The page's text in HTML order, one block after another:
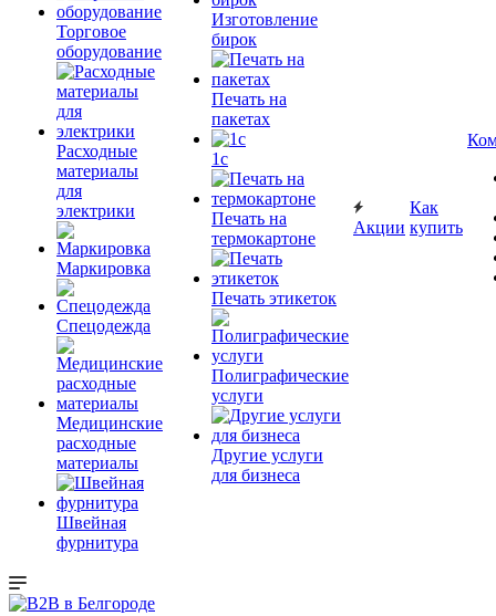
Торговое
оборудование
Расходные
материалы
для
электрики
Маркировка
Спецодежда
Медицинские
расходные
материалы
Швейная
фурнитура
Изготовление
бирок
Печать на
пакетах
1c
Печать на
термокартоне
Печать этикеток
Полиграфические
услуги
Другие услуги
для бизнеса
Акции
Как
купить